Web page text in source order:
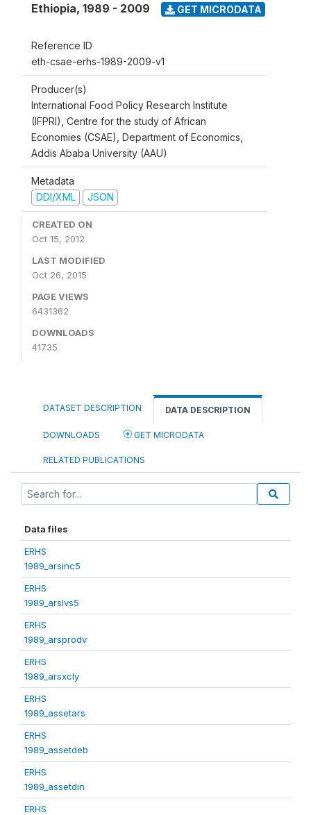
Ethiopia, 1989 - 2009 GET MICRODATA
Reference ID
eth-csae-erhs-1989-2009-v1
Producer(s)
International Food Policy Research Institute
(IFPRI), Centre for the study of African
Economies (CSAE), Department of Economics,
Addis Ababa University (AAU)
Metadata
DDI/XML
JSON
CREATED ON
Oct 15, 2012
LAST MODIFIED
Oct 26, 2015
PAGE VIEWS
6431362
DOWNLOADS
41735
DATASET DESCRIPTION DATA DESCRIPTION
DOWNLOADS GET MICRODATA
RELATED PUBLICATIONS
Data files
ERHS
1989_arsinc5
ERHS
1989_arslvs5
ERHS
1989_arsprodv
ERHS
1989_arsxcly
ERHS
1989_assetars
ERHS
1989_assetdeb
ERHS
1989_assetdin
ERHS